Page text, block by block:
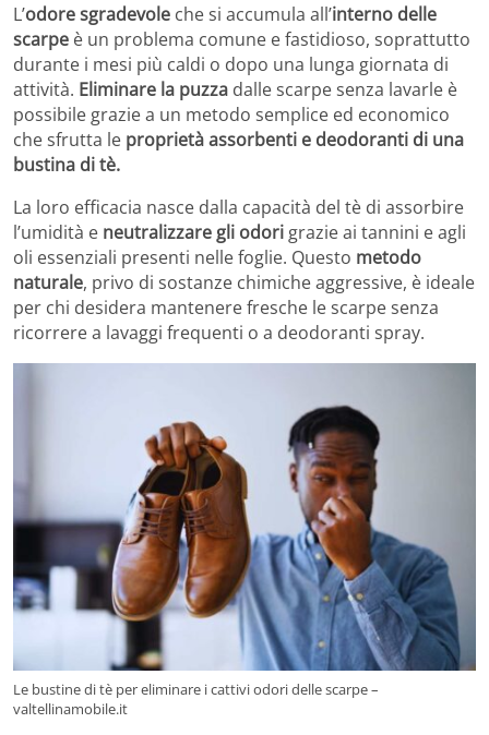
L’odore sgradevole che si accumula all’interno delle
scarpe è un problema comune e fastidioso, soprattutto
durante i mesi più caldi o dopo una lunga giornata di
attività. Eliminare la puzza dalle scarpe senza lavarle è
possibile grazie a un metodo semplice ed economico
che sfrutta le proprietà assorbenti e deodoranti di una
bustina di tè.
La loro efficacia nasce dalla capacità del tè di assorbire
l’umidità e neutralizzare gli odori grazie ai tannini e agli
oli essenziali presenti nelle foglie. Questo metodo
naturale, privo di sostanze chimiche aggressive, è ideale
per chi desidera mantenere fresche le scarpe senza
ricorrere a lavaggi frequenti o a deodoranti spray.
Le bustine di tè per eliminare i cattivi odori delle scarpe –
valtellinamobile.it